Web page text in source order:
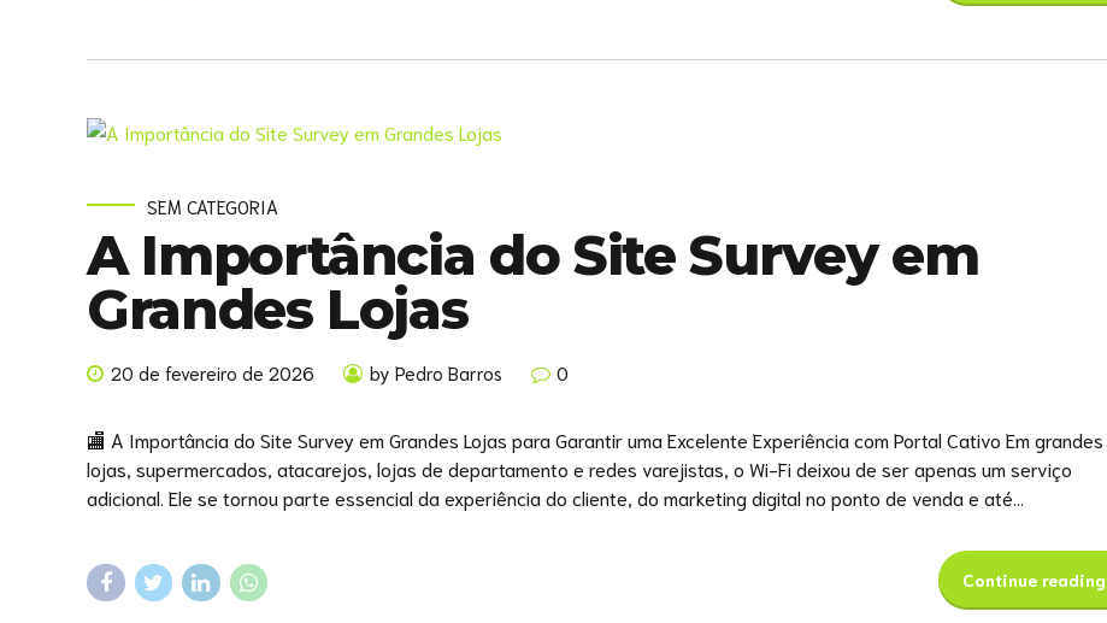
SEM CATEGORIA
A Importância do Site Survey em
Grandes Lojas
20 de fevereiro de 2026 by Pedro Barros 0
🏬 A Importância do Site Survey em Grandes Lojas para Garantir uma Excelente Experiência com Portal Cativo Em grandes
lojas, supermercados, atacarejos, lojas de departamento e redes varejistas, o Wi-Fi deixou de ser apenas um serviço
adicional. Ele se tornou parte essencial da experiência do cliente, do marketing digital no ponto de venda e até...
Continue reading